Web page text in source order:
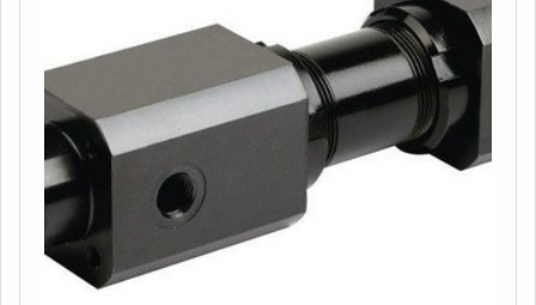
associados e profissionais com vasta experiência na área
de atuação, garante uma entrega de excelência de ponta
a ponta.